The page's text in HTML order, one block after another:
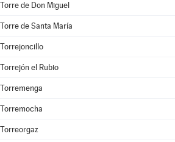
Torre de Don Miguel
Torre de Santa María
Torrejoncillo
Torrejón el Rubio
Torremenga
Torremocha
Torreorgaz